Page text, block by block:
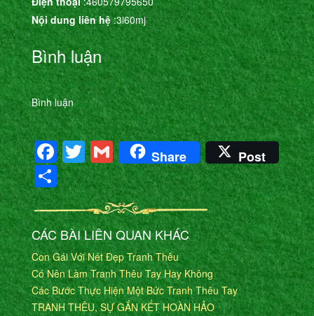
Nội dung liên hệ:3i60mj
Bình luận
Bình luận
Facebook
Twitter
Gmail
Share Post
Share
CÁC BÀI LIÊN QUAN KHÁC
Con Gái Với Nét Đẹp Tranh Thêu
Có Nên Làm Tranh Thêu Tay Hay Không
Các Bước Thực Hiện Một Bức Tranh Thêu Tay
TRANH THÊU, SỰ GẮN KẾT HOÀN HẢO